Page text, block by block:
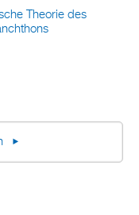
Theorie des